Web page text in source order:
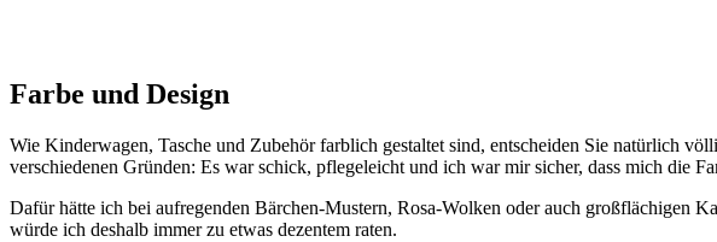
Farbe und Design
Wie Kinderwagen, Tasche und Zubehör farblich gestaltet sind, entscheiden Sie natürlich
verschiedenen Gründen: Es war schick, pflegeleicht und ich war mir sicher, dass mich die
Dafür hätte ich bei aufregenden Bärchen-Mustern, Rosa-Wolken oder auch großflächigen
würde ich deshalb immer zu etwas dezentem raten.